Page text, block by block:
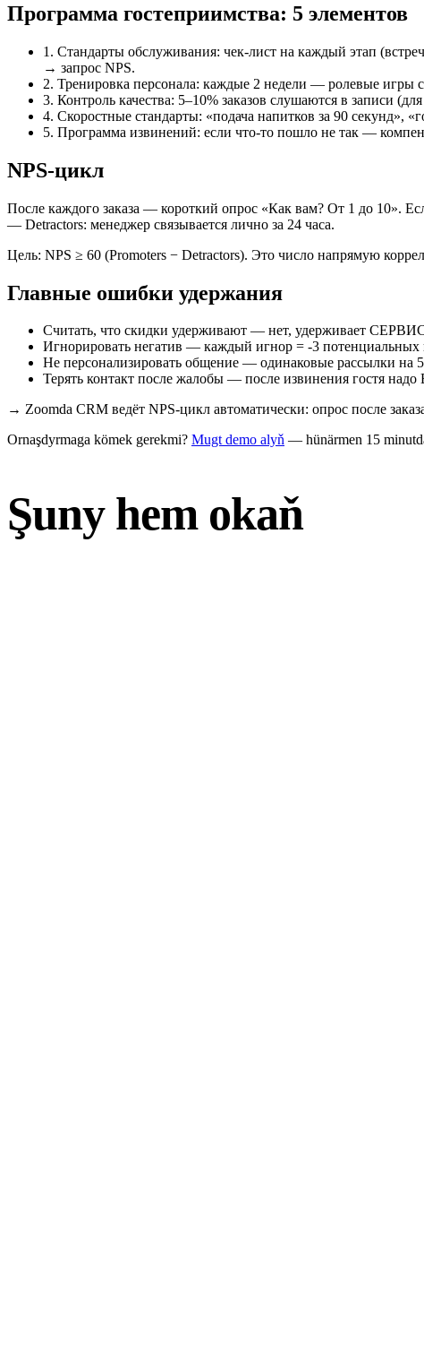
Программа гостеприимства: 5 элементов
1. Стандарты обслуживания: чек-лист на каждый этап
→ запрос NPS.
2. Тренировка персонала: каждые 2 недели — ролевые игры
3. Контроль качества: 5–10% заказов слушаются в записи
4. Скоростные стандарты: «подача напитков за 90 секунд»,
5. Программа извинений: если что-то пошло не так —
NPS-цикл
После каждого заказа — короткий опрос «Как вам? От 1 до 10».
— Detractors: менеджер связывается лично за 24 часа.
Цель: NPS ≥ 60 (Promoters − Detractors). Это число напрямую
Главные ошибки удержания
Считать, что скидки удерживают — нет, удерживает
Игнорировать негатив — каждый игнор = -3 потенциальных
Не персонализировать общение — одинаковые рассылки на
Терять контакт после жалобы — после извинения гостя
→ Zoomda CRM ведёт NPS-цикл автоматически: опрос после
Ornaşdyrmaga kömek gerekmi? Mugt demo alyň — hünärmen 15
Şuny hem okaň